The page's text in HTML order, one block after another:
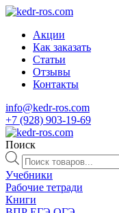
Акции
Как заказать
Статьи
Отзывы
Контакты
info@kedr-ros.com
+7 (928) 903-19-69
Поиск
Поиск
товаров
Учебники
Рабочие тетради
Книги